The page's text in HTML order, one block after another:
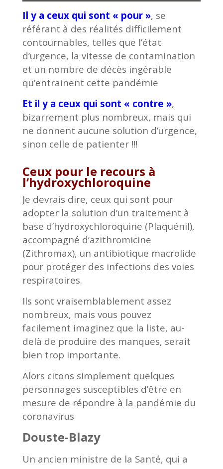
Il y a ceux qui sont « pour », se
référant à des réalités difficilement
contournables, telles que l’état
d’urgence, la vitesse de contamination
et un nombre de décès ingérable
qu’entrainent cette pandémie
Et il y a ceux qui sont « contre »,
bizarrement plus nombreux, mais qui
ne donnent aucune solution d’urgence,
sinon celle de patienter !!!
Ceux pour le recours à
l’hydroxychloroquine
Je devrais dire, ceux qui sont pour
adopter la solution d’un traitement à
base d’hydroxychloroquine (Plaquénil),
accompagné d’azithromicine
(Zithromax), un antibiotique macrolide
pour protéger des infections des voies
respiratoires.
Ils sont vraisemblablement assez
nombreux, mais vous pouvez
facilement imaginez que la liste, au-
delà de produire des manques, serait
bien trop importante.
Alors citons simplement quelques
personnages susceptibles d’être en
mesure de répondre à la pandémie du
coronavirus
Douste-Blazy
Un ancien ministre de la Santé, qui a